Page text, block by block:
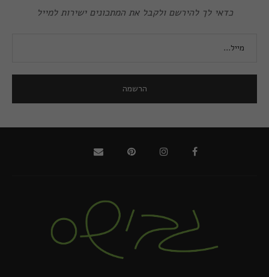
כדאי לך להירשם ולקבל את המתכונים ישירות למייל